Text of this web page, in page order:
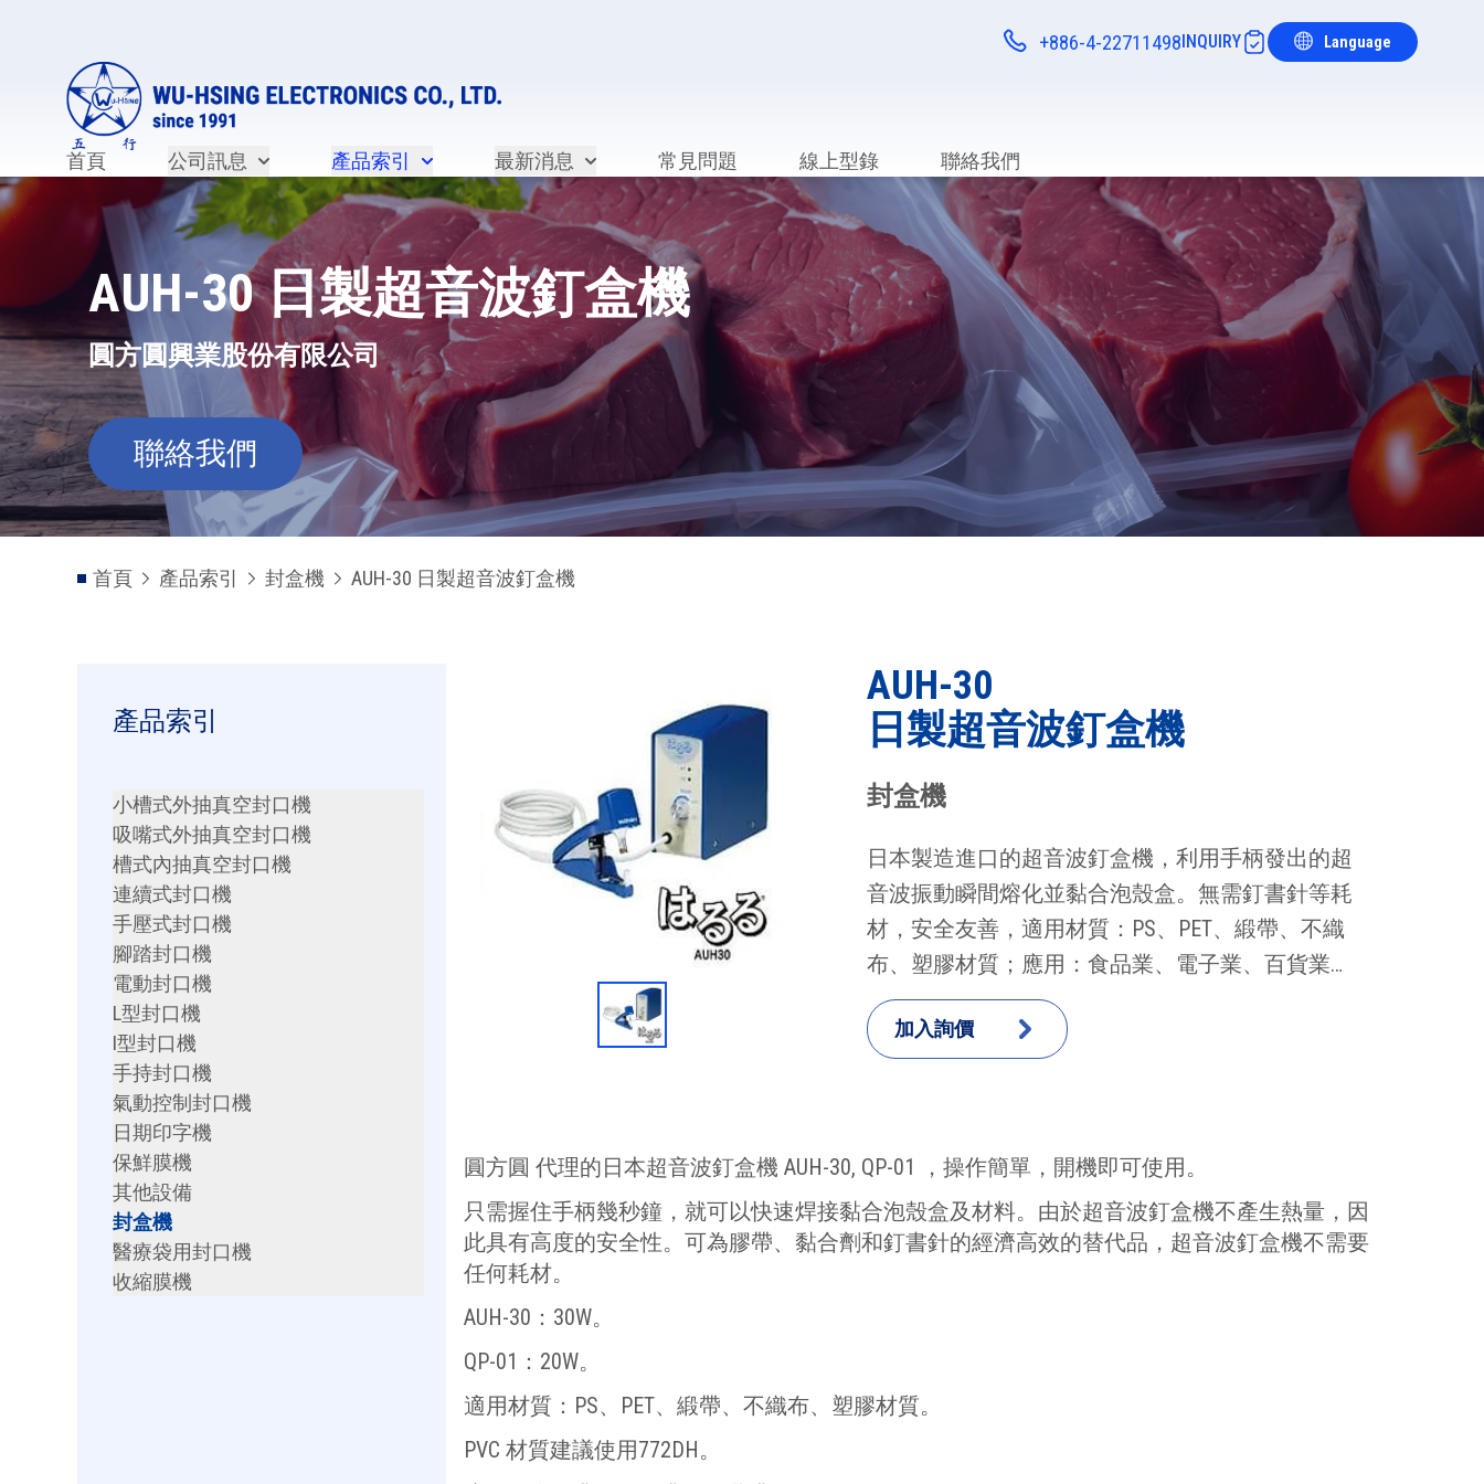
+886-4-22711498INQUIRY
Notifications
Language
首頁 公司訊息 產品索引 最新消息 常見問題 線上型錄 聯絡我們
AUH-30 日製超音波釘盒機
圓方圓興業股份有限公司
聯絡我們
首頁 產品索引 封盒機 AUH-30 日製超音波釘盒機
產品索引
小槽式外抽真空封口機
吸嘴式外抽真空封口機
槽式內抽真空封口機
連續式封口機
手壓式封口機
腳踏封口機
電動封口機
L型封口機
I型封口機
手持封口機
氣動控制封口機
日期印字機
保鮮膜機
其他設備
封盒機
醫療袋用封口機
收縮膜機
AUH-30
日製超音波釘盒機
封盒機
日本製造進口的超音波釘盒機，利用手柄發出的超
音波振動瞬間熔化並黏合泡殼盒。無需釘書針等耗
材，安全友善，適用材質：PS、PET、緞帶、不織
布、塑膠材質；應用：食品業、電子業、百貨業…
加入詢價
圓方圓 代理的日本超音波釘盒機 AUH-30, QP-01 ，操作簡單，開機即可使用。
只需握住手柄幾秒鐘，就可以快速焊接黏合泡殼盒及材料。由於超音波釘盒機不產生熱量，因
此具有高度的安全性。可為膠帶、黏合劑和釘書針的經濟高效的替代品，超音波釘盒機不需要
任何耗材。
AUH-30：30W。
QP-01：20W。
適用材質：PS、PET、緞帶、不織布、塑膠材質。
PVC 材質建議使用772DH。